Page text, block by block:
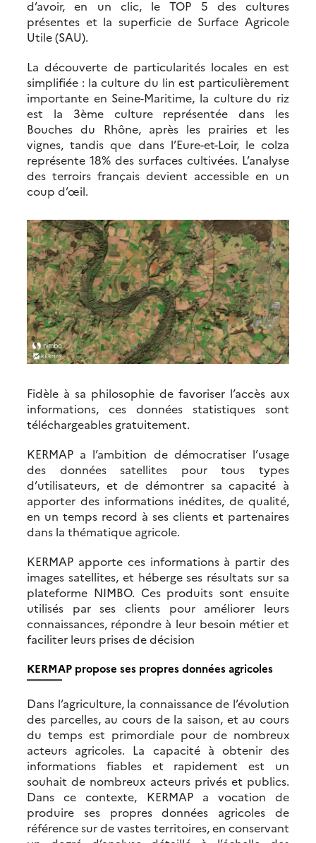
d’avoir, en un clic, le TOP 5 des cultures
présentes et la superficie de Surface Agricole
Utile (SAU).
La découverte de particularités locales en est
simplifiée : la culture du lin est particulièrement
importante en Seine-Maritime, la culture du riz
est la 3ème culture représentée dans les
Bouches du Rhône, après les prairies et les
vignes, tandis que dans l’Eure-et-Loir, le colza
représente 18% des surfaces cultivées. L’analyse
des terroirs français devient accessible en un
coup d’œil.
Fidèle à sa philosophie de favoriser l’accès aux
informations, ces données statistiques sont
téléchargeables gratuitement.
KERMAP a l’ambition de démocratiser l’usage
des données satellites pour tous types
d’utilisateurs, et de démontrer sa capacité à
apporter des informations inédites, de qualité,
en un temps record à ses clients et partenaires
dans la thématique agricole.
KERMAP apporte ces informations à partir des
images satellites, et héberge ses résultats sur sa
plateforme NIMBO. Ces produits sont ensuite
utilisés par ses clients pour améliorer leurs
connaissances, répondre à leur besoin métier et
faciliter leurs prises de décision
KERMAP propose ses propres données agricoles
Dans l’agriculture, la connaissance de l’évolution
des parcelles, au cours de la saison, et au cours
du temps est primordiale pour de nombreux
acteurs agricoles. La capacité à obtenir des
informations fiables et rapidement est un
souhait de nombreux acteurs privés et publics.
Dans ce contexte, KERMAP a vocation de
produire ses propres données agricoles de
référence sur de vastes territoires, en conservant